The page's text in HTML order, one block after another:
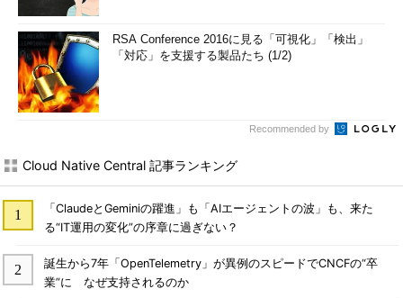
RSA Conference 2016に見る「可視化」「検出」
「対応」を支援する製品たち (1/2)
Recommended by
Cloud Native Central 記事ランキング
「ClaudeとGeminiの躍進」も「AIエージェントの波」も、来た
る“IT運用の変化”の序章に過ぎない？
誕生から7年「OpenTelemetry」が異例のスピードでCNCFの“卒
業”に なぜ支持されるのか